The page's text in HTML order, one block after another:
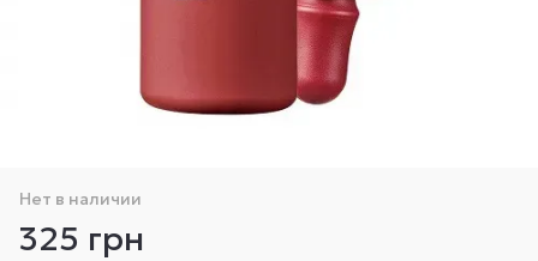
Нет в наличии
325 грн